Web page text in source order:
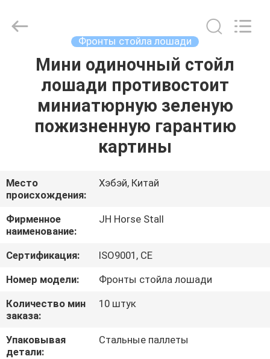
ДОМ
ПРОДУКТЫ
ПУТЕШЕСТВИЕ
ФАБРИКИ
ПРОВЕРКА
КАЧЕСТВА
СВЯЖИТЕСЬ
МЫ
products
Фронты стойла лошади
Мини одиночный стойл
лошади противостоит
миниатюрную зеленую
пожизненную гарантию
картины
Место
происхождения:
Хэбэй, Китай
Фирменное
наименование:
JH Horse Stall
Сертификация:
ISO9001, CE
Номер модели:
Фронты стойла лошади
Количество мин
заказа:
10 штук
Упаковывая
детали:
Стальные паллеты